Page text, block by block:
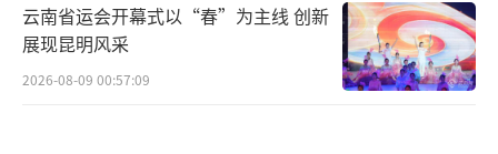
云南省运会开幕式以“春”为主线 创新
展现昆明风采
2026-08-09 00:57:09